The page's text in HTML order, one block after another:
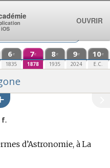
6e
1835
7e
1878
8e
1935
9e
2024
10e
E.C.
f.
d’Astronomie,à La
OUVRIR